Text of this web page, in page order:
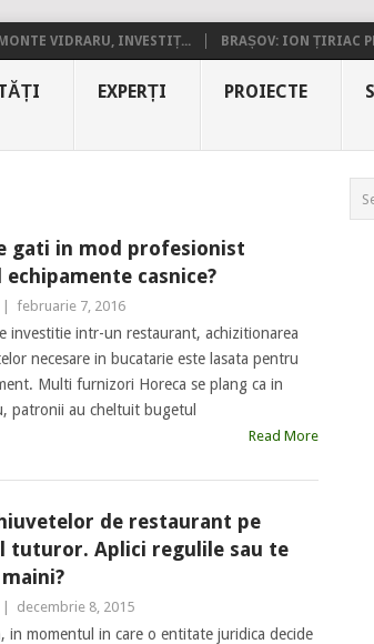
MONTE VIDRARU, INVESTIȚ... BRAȘOV: ION ȚIRIAC
EXPERȚI PROIECTE
gati in mod profesionist
casnice?
februarie 7, 2016
investitie intr-un restaurant, achizitionarea
necesare in bucatarie este lasata pentru
Multi furnizori Horeca se plang ca in
patronii au cheltuit bugetul
Read More
de restaurant pe
tuturor. Aplici regulile sau te
decembrie 8, 2015
in momentul in care o entitate juridica decide